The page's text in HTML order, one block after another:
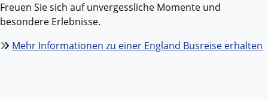
Freuen Sie sich auf unvergessliche Momente und
besondere Erlebnisse.
Mehr Informationen zu einer England Busreise erhalten